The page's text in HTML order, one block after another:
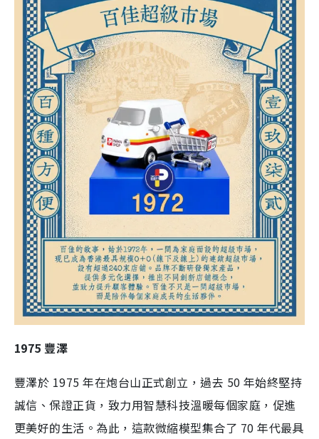
1975 豐澤
豐澤於 1975 年在炮台山正式創立，過去 50 年始終堅持
誠信、保證正貨，致力用智慧科技溫暖每個家庭，促進
更美好的生活。為此，這款微縮模型集合了 70 年代最具